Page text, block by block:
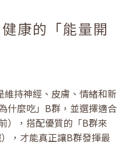
康的「能量開
持神經、皮膚、情緒和新
什麼吃」B群，並選擇適合
），搭配優質的「B群來
，才能真正讓B群發揮最